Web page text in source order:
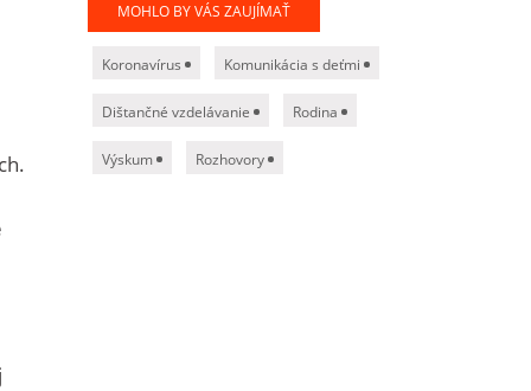
MOHLO BY VÁS ZAUJÍMAŤ
Koronavírus Komunikácia s deťmi
Dištančné vzdelávanie Rodina
Výskum Rozhovory